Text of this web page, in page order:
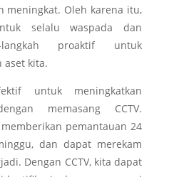
meningkat. Oleh karena itu,
selalu waspada dan
langkah proaktif untuk
kita.
untuk meningkatkan
memasang CCTV.
memberikan pemantauan 24
dan dapat merekam
Dengan CCTV, kita dapat